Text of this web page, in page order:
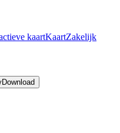
kaartKaartZakelijk
Download